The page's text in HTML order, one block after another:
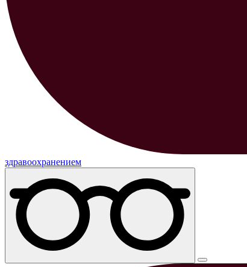
здравоохранением